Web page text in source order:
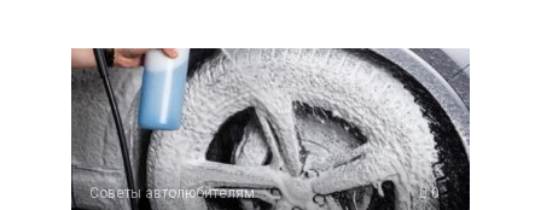
Советы автолюбителям 0